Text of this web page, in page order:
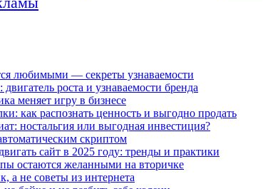
любимыми — секреты узнаваемости
двигатель роста и узнаваемости бренда
меняет игру в бизнесе
как распознать ценность и выгодно продать
ностальгия или выгодная инвестиция?
скриптом
сайт в 2025 году: тренды и практики
остаются желанными на вторичке
а не советы из интернета